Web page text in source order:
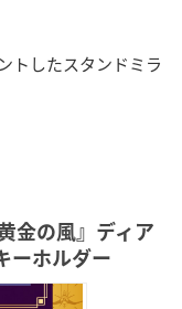
トしたスタンドミラ
金の風』ディア
ーホルダー